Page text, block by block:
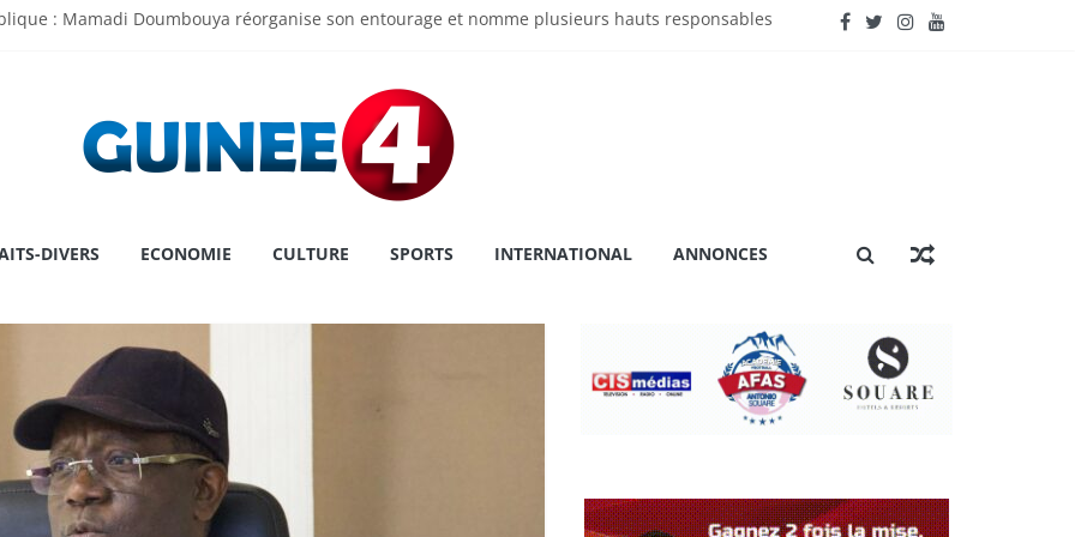
: Mamadi Doumbouya réorganise son entourage et nomme plusieurs hauts responsables
Touré au MATD : « Je viens pour écouter, travailler et servir la Nation »
DIVERS ECONOMIE CULTURE SPORTS INTERNATIONAL ANNONCES